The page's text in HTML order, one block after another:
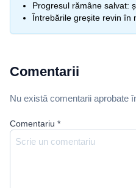
Progresul rămâne salvat:
Întrebările greșite revin în
Comentarii
Nu există comentarii aprobate
Comentariu *